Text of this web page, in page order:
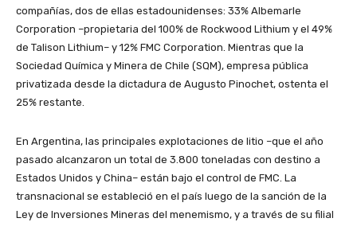
compañías, dos de ellas estadounidenses: 33% Albemarle
Corporation –propietaria del 100% de Rockwood Lithium y el 49%
de Talison Lithium– y 12% FMC Corporation. Mientras que la
Sociedad Química y Minera de Chile (SQM), empresa pública
privatizada desde la dictadura de Augusto Pinochet, ostenta el
25% restante.
En Argentina, las principales explotaciones de litio –que el año
pasado alcanzaron un total de 3.800 toneladas con destino a
Estados Unidos y China– están bajo el control de FMC. La
transnacional se estableció en el país luego de la sanción de la
Ley de Inversiones Mineras del menemismo, y a través de su filial